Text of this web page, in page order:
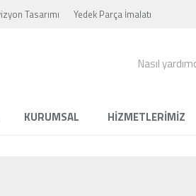
Tasarımı Yedek Parça İmalatı
KURUMSAL HİZMETLERİMİZ